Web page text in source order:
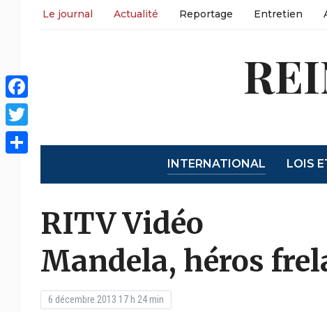
Le journal Actualité Reportage Entretien
INTERNATIONAL LOIS
RITV Vidéo
Mandela, héros
6 décembre 2013 17 h 24 min
Facebook
Twitter